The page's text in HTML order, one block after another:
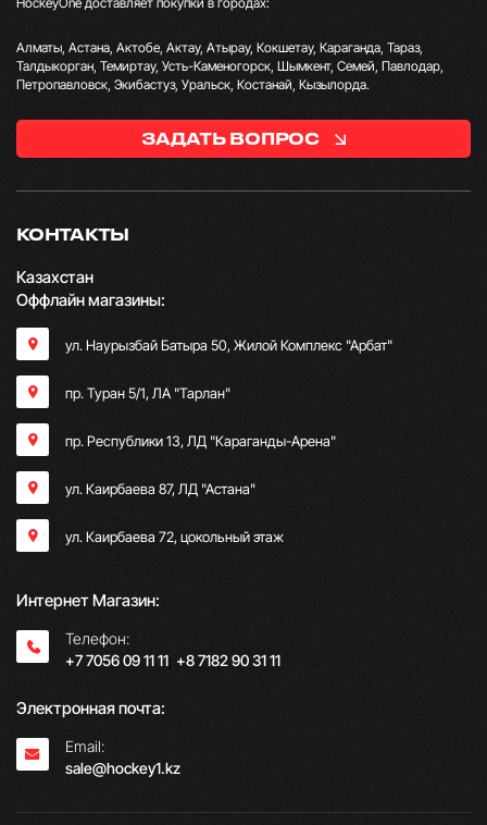
КОНТАКТЫ
Казахстан
Оффлайн магазины:
ул. Наурызбай Батыра 50, Жилой Комплекс "Арбат"
пр. Туран 5/1, ЛА "Тарлан"
пр. Республики 13, ​ЛД "Караганды-Арена"
ул. Каирбаева 87, ЛД "Астана"
ул. Каирбаева 72, цокольный этаж
Интернет Магазин:
Телефон:
+7 7056 09 11 11; +8 7182 90 31 11
Электронная почта:
Email:
sale@hockey1.kz
Алматы, Астана, Актобе, Актау, Атырау, Кокшетау, Караганда, Тараз,
Талдыкорган, Темиртау, Усть-Каменогорск, Шымкент, Семей, Павлодар,
Петропавловск, Экибастуз, Уральск, Костанай, Кызылорда.
ЗАДАТЬ ВОПРОС